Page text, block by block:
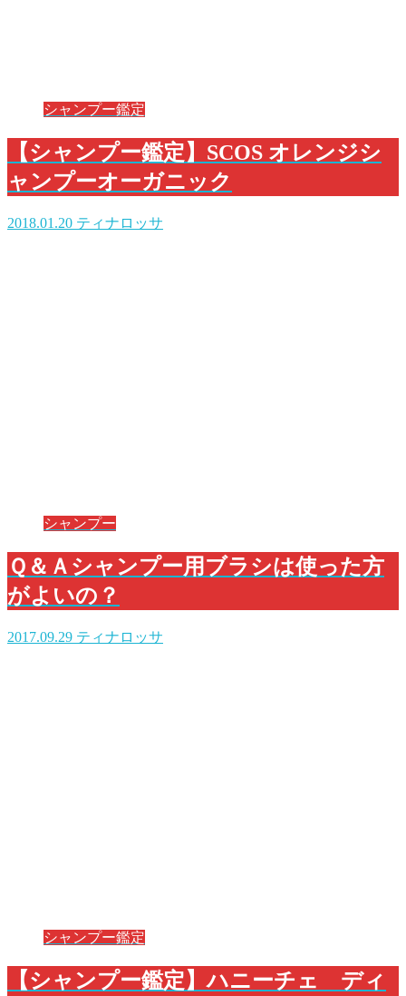
シャンプー鑑定
【シャンプー鑑定】SCOS オレンジシ
ャンプーオーガニック
2018.01.20 ティナロッサ
シャンプー
Ｑ＆Ａシャンプー用ブラシは使った方
がよいの？
2017.09.29 ティナロッサ
シャンプー鑑定
【シャンプー鑑定】ハニーチェ ディ